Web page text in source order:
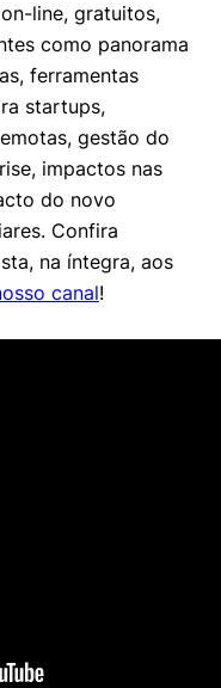
line, gratuitos,
como panorama
ferramentas
startups,
gestão do
impactos nas
do novo
Confira
na íntegra, aos
canal!